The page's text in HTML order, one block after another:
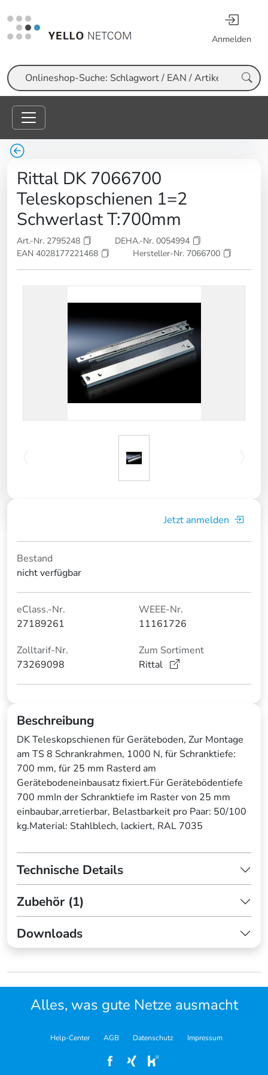
Anmelden
Suche
Rittal DK 7066700
Teleskopschienen 1=2
Schwerlast T:700mm
Art.-Nr. 2795248
DEHA.-Nr. 0054994
EAN 4028177221468
Hersteller-Nr. 7066700
Jetzt anmelden
Bestand
nicht verfügbar
eClass.-Nr.
27189261
WEEE-Nr.
11161726
Zolltarif-Nr.
73269098
Zum Sortiment
Rittal
Beschreibung
DK Teleskopschienen für Geräteboden, Zur Montage
am TS 8 Schrankrahmen, 1000 N, für Schranktiefe:
700 mm, für 25 mm Rasterd am
Gerätebodeneinbausatz fixiert.Für Gerätebödentiefe
700 mmIn der Schranktiefe im Raster von 25 mm
einbaubar,arretierbar, Belastbarkeit pro Paar: 50/100
kg.Material: Stahlblech, lackiert, RAL 7035
Technische Details
Zubehör (1)
Downloads
Alles, was gute Netze ausmacht
Help-Center AGB Datenschutz Impressum